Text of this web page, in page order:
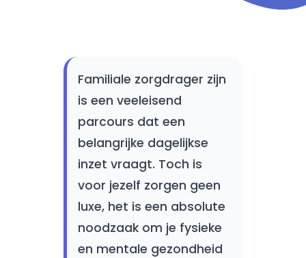
Familiale zorgdrager zijn
is een veeleisend
parcours dat een
belangrijke dagelijkse
inzet vraagt. Toch is
voor jezelf zorgen geen
luxe, het is een absolute
noodzaak om je fysieke
en mentale gezondheid